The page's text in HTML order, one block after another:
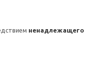
ненадлежащего